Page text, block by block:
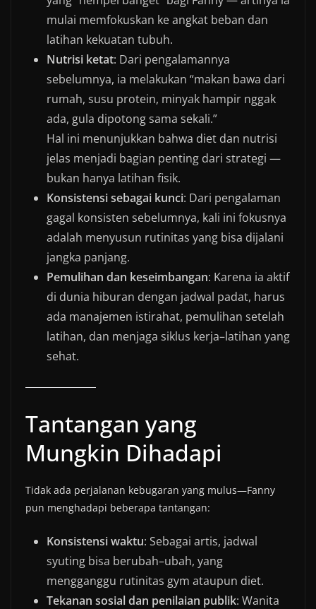
mulai memfokuskan ke angkat beban dan
latihan kekuatan tubuh.
Nutrisi ketat: Dari pengalamannya
sebelumnya, ia melakukan “makan bawa dari
rumah, susu protein, minyak hampir nggak
ada, gula dipotong sama sekali.”
Hal ini menunjukkan bahwa diet dan nutrisi
jelas menjadi bagian penting dari strategi —
bukan hanya latihan fisik.
Konsistensi sebagai kunci: Dari pengalaman
gagal konsisten sebelumnya, kali ini fokusnya
adalah menyusun rutinitas yang bisa dijalani
jangka panjang.
Pemulihan dan keseimbangan: Karena ia aktif
di dunia hiburan dengan jadwal padat, harus
ada manajemen istirahat, pemulihan setelah
latihan, dan menjaga siklus kerja–latihan yang
sehat.
Tantangan yang
Mungkin Dihadapi
Tidak ada perjalanan kebugaran yang mulus—Fanny
pun menghadapi beberapa tantangan:
Konsistensi waktu: Sebagai artis, jadwal
syuting bisa berubah–ubah, yang
mengganggu rutinitas gym ataupun diet.
Tekanan sosial dan penilaian publik: Wanita